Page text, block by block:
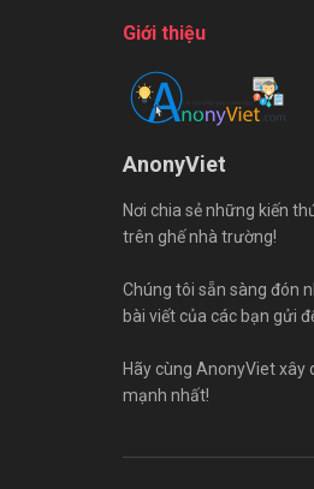
Giới thiệu
AnonyViet
Nơi chia sẻ những kiến
trên ghế nhà trường!
Chúng tôi sẵn sàng đón
bài viết của các bạn gửi
Hãy cùng AnonyViet xây
mạnh nhất!